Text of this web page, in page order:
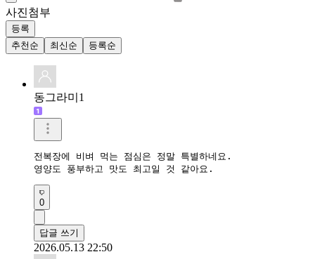
사진첨부
등록
추천순
최신순 등록순
동그라미1
전복장에 비벼 먹는 점심은 정말 특별하네요.
영양도 풍부하고 맛도 최고일 것 같아요.
0
답글 쓰기
2026.05.13 22:50